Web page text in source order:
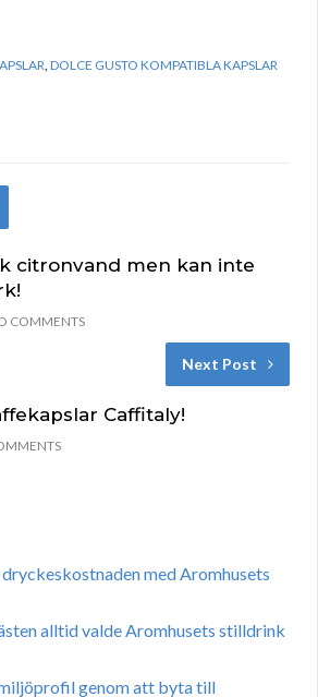
DOLCE GUSTO KOMPATIBLA KAPSLAR
citronvand men kan inte
COMMENTS
Next Post
Caffitaly!
med Aromhusets
alltid valde Aromhusets stilldrink
genom att byta till